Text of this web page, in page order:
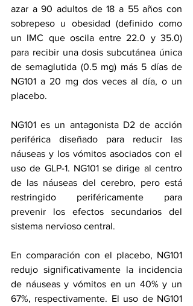
azar a 90 adultos de 18 a 55 años con
sobrepeso u obesidad (definido como
un IMC que oscila entre 22.0 y 35.0)
para recibir una dosis subcutánea única
de semaglutida (0.5 mg) más 5 días de
NG101 a 20 mg dos veces al día, o un
placebo.
NG101 es un antagonista D2 de acción
periférica diseñado para reducir las
náuseas y los vómitos asociados con el
uso de GLP-1. NG101 se dirige al centro
de las náuseas del cerebro, pero está
restringido periféricamente para
prevenir los efectos secundarios del
sistema nervioso central.
En comparación con el placebo, NG101
redujo significativamente la incidencia
de náuseas y vómitos en un 40% y un
67%, respectivamente. El uso de NG101